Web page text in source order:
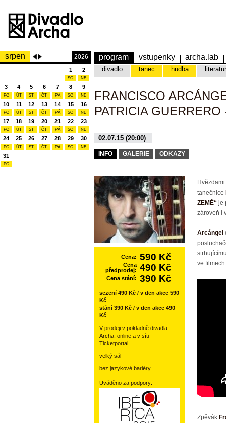
srpen 2026
1
SO
2
NE
3
PO
4
ÚT
5
ST
6
ČT
7
PÁ
8
SO
9
NE
10
PO
11
ÚT
12
ST
13
ČT
14
PÁ
15
SO
16
NE
17
PO
18
ÚT
19
ST
20
ČT
21
PÁ
22
SO
23
NE
24
PO
25
ÚT
26
ST
27
ČT
28
PÁ
29
SO
30
NE
31
PO
program vstupenky archa.lab
divadlo tanec hudba
FRANCISCO
PATRICIA
02.07.15 (20:00)
INFO GALERIE ODKAZY
tanečnice
ZEMĚ“ je
zároveň i
Arcángel
ve
Zpěvák
Cena: 590 Kč
Cena
předprodej: 490 Kč
Cena stání: 390 Kč
sezení 490 Kč / v den akce 590
Kč
stání 390 Kč / v den akce 490
Kč
V prodeji v pokladně divadla
Archa, online a v síti
Ticketportal.
velký sál
bez jazykové bariéry
Uváděno za podpory: